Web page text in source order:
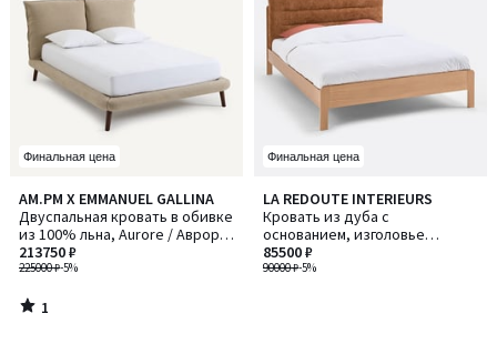
Финальная цена
AM.PM X EMMANUEL GALLINA
Двуспальная кровать в обивке
из 100% льна, Aurore / Аврор,
дизайн - Эммануэль Галлина
225000 ₽-5%
213750 ₽
1
/
5
1
/
Финальная цена
LA REDOUTE INTERIEURS
Кровать из дуба с
основанием, изголовье
мягкое, обитое, TALET / ТАЛЕТ
90000 ₽-5%
85500 ₽